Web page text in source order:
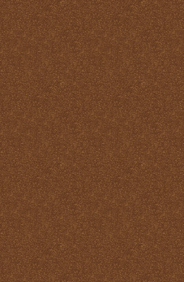
La Santa Misa y la Justicia
Divina
La Santa Misa y la labor
Pastoral
La Santa Misa y la ofrenda
de sí mismo
La Santa Misa y la Palabra
de Dios
La Santa Misa y la pureza
La Santa Misa y la
Resurrección
La Santa Misa y la salud
del alma y del cuerpo
La Santa Misa y la salud
del alma y del cuerpo